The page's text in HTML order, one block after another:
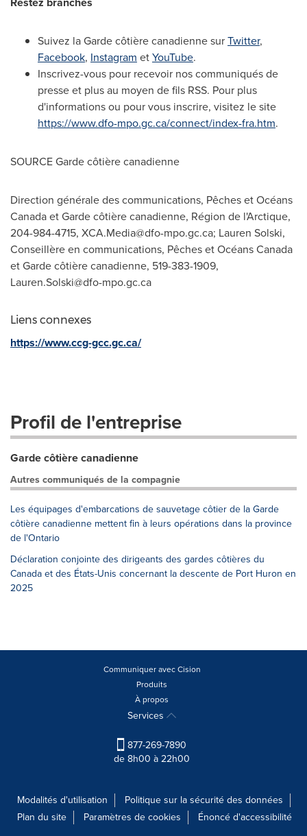
Suivez la Garde côtière canadienne surTwitter,
Facebook, Instagram etYouTube.
Inscrivez-vous pour recevoir nos communiqués de
presse et plus au moyen de fils RSS. Pour plus
d'informations ou pour vous inscrire, visitez le site
https://www.dfo-mpo.gc.ca/connect/index-fra.htm.
SOURCE Garde côtière canadienne
Direction générale des communications, Pêches et Océans
Canada et Garde côtière canadienne, Région de l'Arctique,
204-984-4715, XCA.Media@dfo-mpo.gc.ca; Lauren Solski,
Conseillère en communications, Pêches et Océans Canada
et Garde côtière canadienne, 519-383-1909,
Lauren.Solski@dfo-mpo.gc.ca
Liens connexes
https://www.ccg-gcc.gc.ca/
Profil de l'entreprise
Garde côtière canadienne
Autres communiqués de la compagnie
Les équipages d'embarcations de sauvetage côtier de la Garde
côtière canadienne mettent fin à leurs opérations dans la province
de l'Ontario
Déclaration conjointe des dirigeants des gardes côtières du
Canada et des États-Unis concernant la descente de Port Huron en
2025
Communiquer avec Cision
Produits
À propos
Services
877-269-7890
de 8h00 à 22h00
Modalités d'utilisation
Politique sur la sécurité des données
Plan du site
Paramètres de cookies
Énoncé d'accessibilité